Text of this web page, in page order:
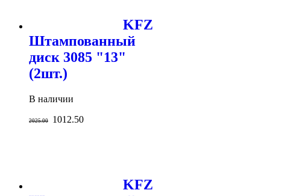
KFZ
Штампованный
диск 3085 "13"
(2шт.)
В наличии
2025.00 1012.50
KFZ